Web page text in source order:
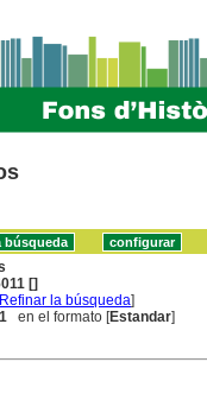
[]
Refinar la búsqueda]
en el formato [Estandar]